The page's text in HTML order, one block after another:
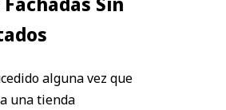
alguna vez que
una tienda